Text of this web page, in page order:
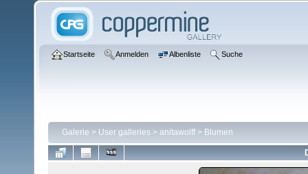
Startseite Anmelden Albenliste Suche
Galerie > User galleries > anitawolff > Blumen